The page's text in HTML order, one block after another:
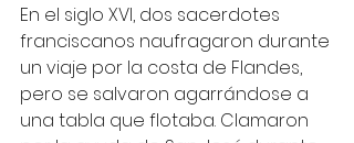
En el siglo XVI, dos sacerdotes
franciscanos naufragaron durante
un viaje por la costa de Flandes,
pero se salvaron agarrándose a
una tabla que flotaba. Clamaron